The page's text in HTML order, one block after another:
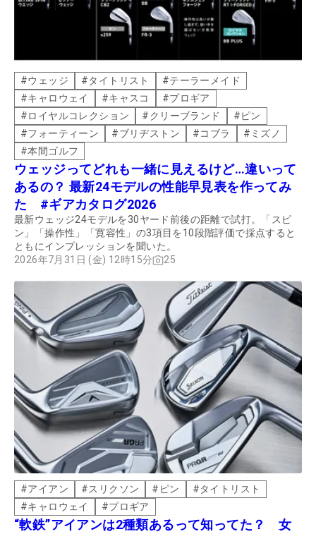
#ウェッジ #タイトリスト #テーラーメイド
#キャロウェイ #キャスコ #プロギア
#ロイヤルコレクション #クリーブランド #ピン
#フォーティーン #ブリヂストン #コブラ # ミズノ
#本間ゴルフ
ウェッジってどれも一緒に見えるけど…違いって
あるの？ 最新24モデルの性能早見表を作ってみ
た #ギアカタログ2026
最新ウェッジ24モデルを30ヤード前後の距離で試打。「スピ
ン」「操作性」「寛容性」の3項目を10段階評価で採点すると
ともにインプレッションを聞いた。
2026年7月31日 (金) 12時15分
25
#アイアン #スリクソン # ピン #タイトリスト
#キャロウェイ #プロギア
“軟鉄”アイアンは2種類あるって知ってた？ 女